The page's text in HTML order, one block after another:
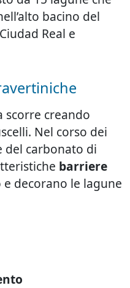
bacino del
Real e
scorre creando
Nel corso dei
del carbonato di
barriere
e decorano le lagune